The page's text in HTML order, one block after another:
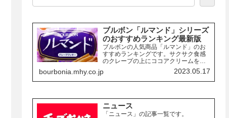
ブルボン「ルマンド」シリーズ
のおすすめランキング最新版
ブルボンの人気商品「ルマンド」のお
すすめランキングです。サクサク食感
のクレープの上にココアクリームを絞
り、チョコレートでコーティングした
お菓子「ルマンド」には、様々なフレ
ーバーの商品があります。ここでは、
bourbonia.mhy.co.jp 2023.05.17
ニュース
「ニュース」の記事一覧です。